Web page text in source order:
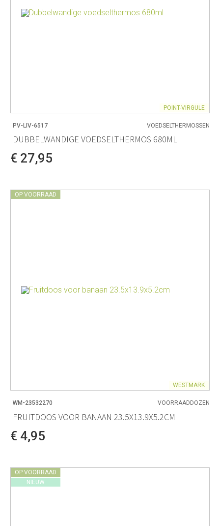
POINT-VIRGULE
PV-LIV-6517 VOEDSELTHERMOSSEN
DUBBELWANDIGE VOEDSELTHERMOS 680ML
€ 27,95
OP VOORRAAD
WESTMARK
WM-23532270 VOORRAADDOZEN
FRUITDOOS VOOR BANAAN 23.5X13.9X5.2CM
€ 4,95
OP VOORRAAD
NIEUW